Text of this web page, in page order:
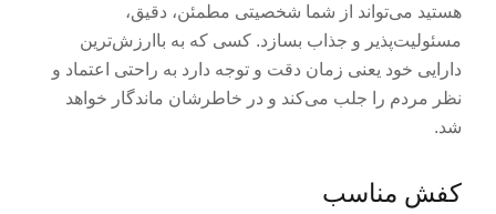
هستید می‌تواند از شما شخصیتی مطمئن، دقیق،
مسئولیت‌پذیر و جذاب بسازد. کسی که به باارز‌ش‌ترین
دارایی خود یعنی زمان دقت و توجه دارد به راحتی اعتماد و
نظر مردم را جلب می‌کند و در خاطرشان ماندگار خواهد
شد.
کفش مناسب